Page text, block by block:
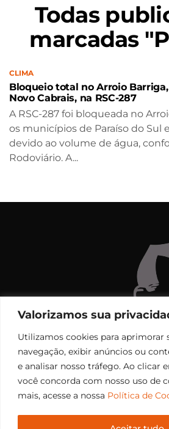
Valorizamos sua
Utilizamos cookies para aprimorar
navegação, exibir anúncios ou
e analisar nosso tráfego. Ao clicar
você concorda com nosso uso de
mais, acesse a nossa Política de
Todas
marcadas
CLIMA
Bloqueio total no Arroio
Novo Cabrais, na RSC-287
A RSC-287 foi bloqueada no
os municípios de Paraíso do Sul
devido ao volume de água,
Rodoviário. A...